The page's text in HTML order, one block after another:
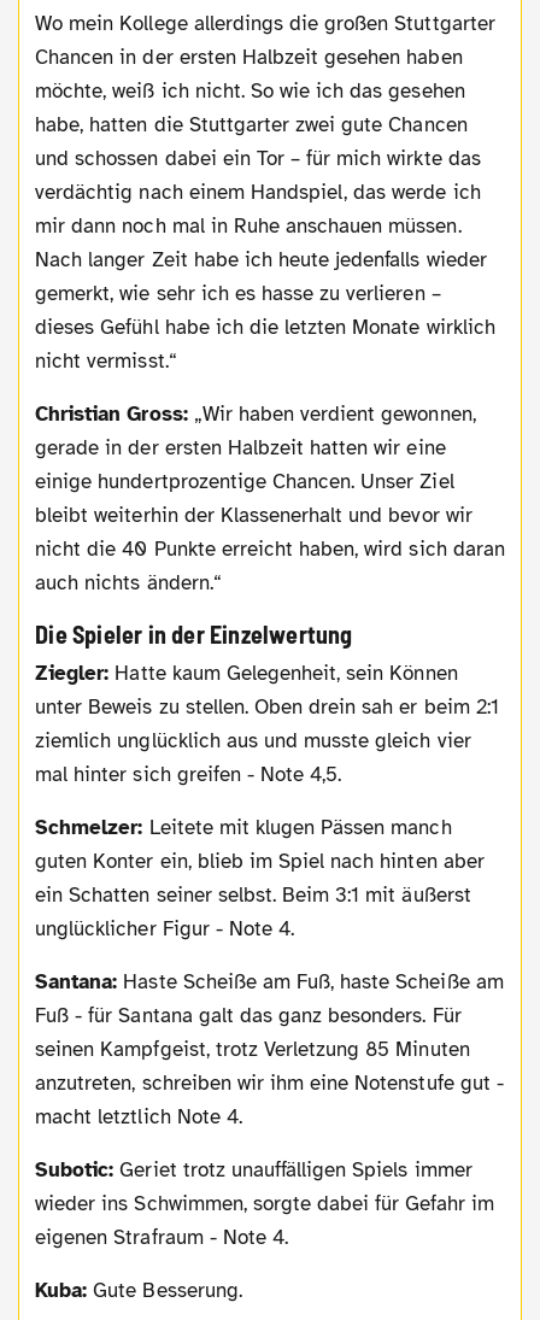
Wo mein Kollege allerdings die großen Stuttgarter
Chancen in der ersten Halbzeit gesehen haben
möchte, weiß ich nicht. So wie ich das gesehen
habe, hatten die Stuttgarter zwei gute Chancen
und schossen dabei ein Tor – für mich wirkte das
verdächtig nach einem Handspiel, das werde ich
mir dann noch mal in Ruhe anschauen müssen.
Nach langer Zeit habe ich heute jedenfalls wieder
gemerkt, wie sehr ich es hasse zu verlieren –
dieses Gefühl habe ich die letzten Monate wirklich
nicht vermisst.“
Christian Gross:„Wir haben verdient gewonnen,
gerade in der ersten Halbzeit hatten wir eine
einige hundertprozentige Chancen. Unser Ziel
bleibt weiterhin der Klassenerhalt und bevor wir
nicht die 40 Punkte erreicht haben, wird sich daran
auch nichts ändern.“
Die Spieler in der Einzelwertung
Ziegler: Hatte kaum Gelegenheit, sein Können
unter Beweis zu stellen. Oben drein sah er beim 2:1
ziemlich unglücklich aus und musste gleich vier
mal hinter sich greifen - Note 4,5.
Schmelzer: Leitete mit klugen Pässen manch
guten Konter ein, blieb im Spiel nach hinten aber
ein Schatten seiner selbst. Beim 3:1 mit äußerst
unglücklicher Figur - Note 4.
Santana: Haste Scheiße am Fuß, haste Scheiße am
Fuß - für Santana galt das ganz besonders. Für
seinen Kampfgeist, trotz Verletzung 85 Minuten
anzutreten, schreiben wir ihm eine Notenstufe gut -
macht letztlich Note 4.
Subotic: Geriet trotz unauffälligen Spiels immer
wieder ins Schwimmen, sorgte dabei für Gefahr im
eigenen Strafraum - Note 4.
Kuba:Gute Besserung.